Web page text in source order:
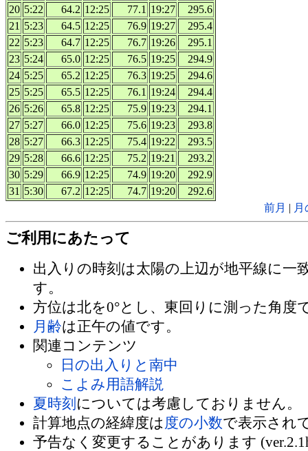
20 5:22 64.2 12:25 77.1 19:27
295.6
21 5:23 64.5 12:25 76.9 19:27
295.4
22 5:23 64.7 12:25 76.7 19:26
295.1
23 5:24 65.0 12:25 76.5 19:25
294.9
24 5:25 65.2 12:25 76.3 19:25
294.6
25 5:25 65.5 12:25 76.1 19:24
294.4
26 5:26 65.8 12:25 75.9 19:23
294.1
27 5:27 66.0 12:25 75.6 19:23
293.8
28 5:27 66.3 12:25 75.4 19:22
293.5
29 5:28 66.6 12:25 75.2 19:21
293.2
30 5:29 66.9 12:25 74.9 19:20
292.9
31 5:30 67.2 12:25 74.7 19:20
292.6
前月 |
ご利用にあたって
出入りの時刻は太陽の上辺が地平線に一
す。
方位は北を0°とし、東回りに測った角度
月齢は正午の値です。
関連コンテンツ
日の出入りと南中
こよみ用語解説
夏時刻 については考慮しておりません。
計算地点の経緯度は 度の小数で表示され
予告なく変更することがあります